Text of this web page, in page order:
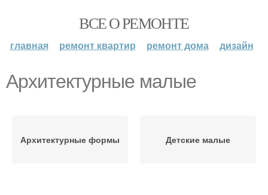
ВСЕ О РЕМОНТЕ
главная ремонт квартир ремонт дома дизайн
Архитектурные малые
Архитектурные формы Детские малые